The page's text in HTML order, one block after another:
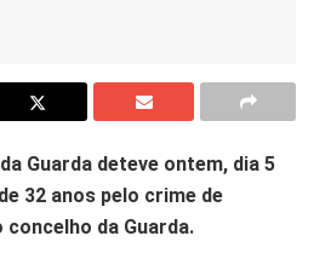
Guarda deteve ontem, dia 5
32 anos pelo crime de
da Guarda.